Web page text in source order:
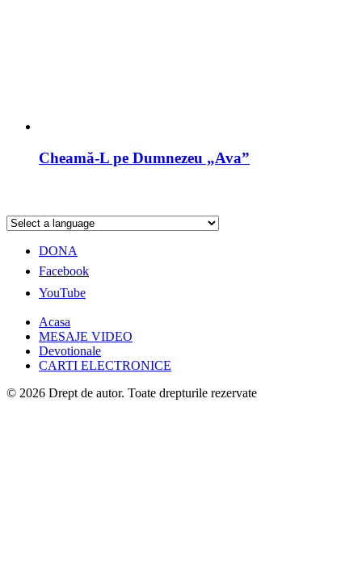
Cheamă-L pe Dumnezeu „Ava”
DONA
Facebook
YouTube
Acasa
MESAJE VIDEO
Devotionale
CARTI ELECTRONICE
© 2026 Drept de autor. Toate drepturile rezervate